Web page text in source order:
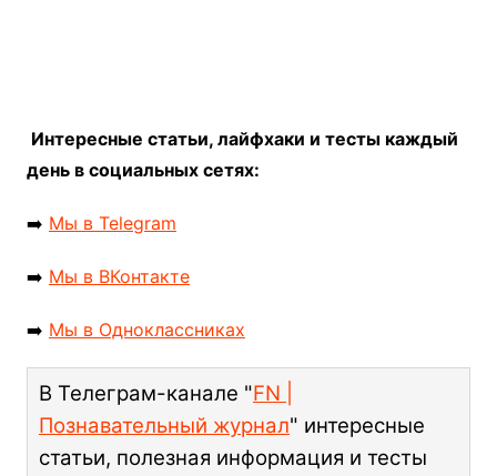
Интересные статьи, лайфхаки и тесты каждый
день в социальных сетях:
➡️ Мы в Telegram
➡️ Мы в ВКонтакте
➡️ Мы в Одноклассниках
В Телеграм-канале "FN |
Познавательный журнал" интересные
статьи, полезная информация и тесты